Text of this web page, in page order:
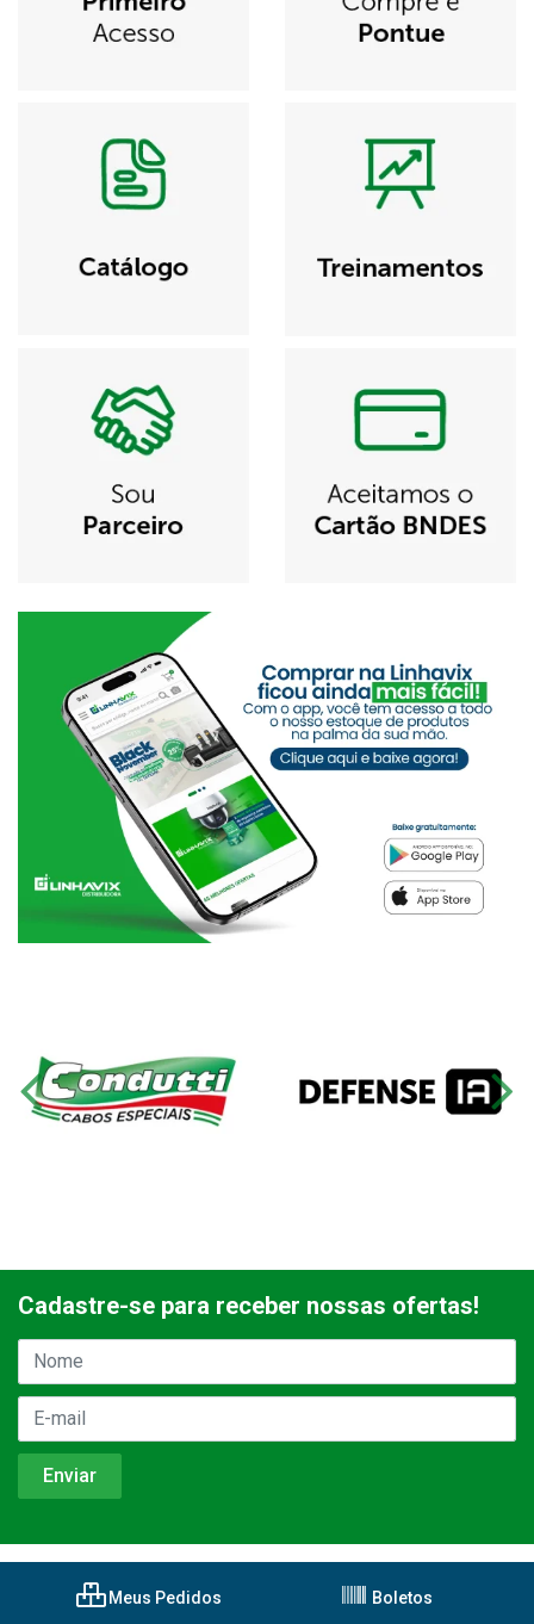
Cadastre-se para receber nossas ofertas!
Meus Pedidos Boletos